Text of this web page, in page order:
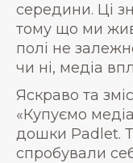
середини. Ці
тому що ми
полі не
чи ні, медіа
Яскраво та
«Купуємо
дошки Padlet.
спробували